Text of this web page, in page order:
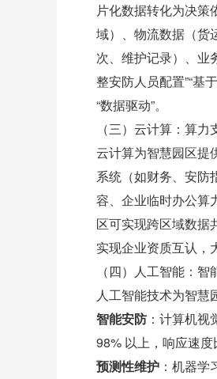
片化数据转化为决策
域）、物流数据（货
次、维护记录）、业
整安防人员配置”“基
“数据驱动”。
（三）云计算：算
云计算为智慧园区提
系统（如财务、安防
容、企业临时办公算
区可实现跨区域数
实现企业资质互认，
（四）人工智能：
人工智能技术为智慧
智能安防 ：计算机
98% 以上，响应速度
预测性维护 ：机器